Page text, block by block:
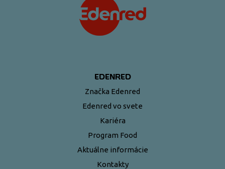
EDENRED
Značka Edenred
Edenred vo svete
Kariéra
Program Food
Aktuálne informácie
Kontakty